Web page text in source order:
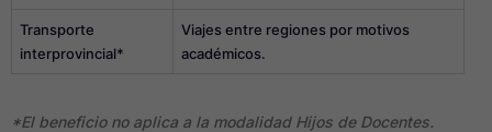
Transporte
interprovincial*
Viajes entre regiones por motivos
académicos.
*El beneficio no aplica a la modalidad Hijos de Docentes.